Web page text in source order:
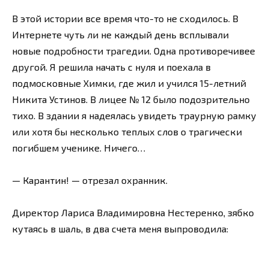
В этой истории все время что-то не сходилось. В
Интернете чуть ли не каждый день всплывали
новые подробности трагедии. Одна противоречивее
другой. Я решила начать с нуля и поехала в
подмосковные Химки, где жил и учился 15-летний
Никита Устинов. В лицее № 12 было подозрительно
тихо. В здании я надеялась увидеть траурную рамку
или хотя бы несколько теплых слов о трагически
погибшем ученике. Ничего…
— Карантин! — отрезал охранник.
Директор Лариса Владимировна Нестеренко, зябко
кутаясь в шаль, в два счета меня выпроводила: